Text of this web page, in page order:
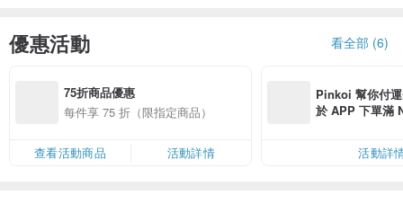
優惠活動 看全部 (6)
75折商品優惠
每件享 75 折（限指定商品）
查看活動商品 活動詳情
Pinkoi 幫你付
於 APP 下單滿
活動詳